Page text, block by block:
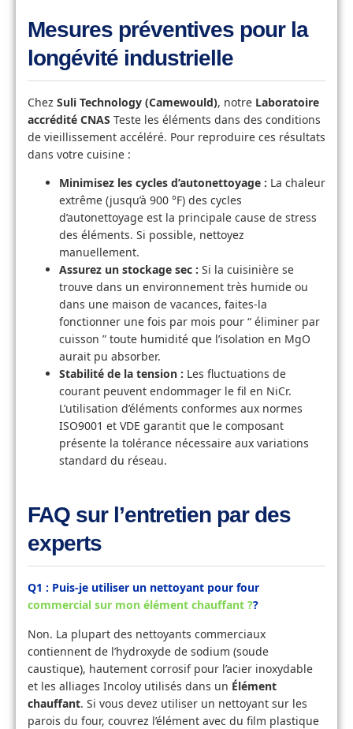
Mesures préventives pour la
longévité industrielle
Chez Suli Technology (Camewould), notre Laboratoire
accrédité CNAS Teste les éléments dans des conditions
de vieillissement accéléré. Pour reproduire ces résultats
dans votre cuisine :
Minimisez les cycles d’autonettoyage : La chaleur
extrême (jusqu’à 900 °F) des cycles
d’autonettoyage est la principale cause de stress
des éléments. Si possible, nettoyez
manuellement.
Assurez un stockage sec : Si la cuisinière se
trouve dans un environnement très humide ou
dans une maison de vacances, faites-la
fonctionner une fois par mois pour “ éliminer par
cuisson ” toute humidité que l’isolation en MgO
aurait pu absorber.
Stabilité de la tension : Les fluctuations de
courant peuvent endommager le fil en NiCr.
L’utilisation d’éléments conformes aux normes
ISO9001 et VDE garantit que le composant
présente la tolérance nécessaire aux variations
standard du réseau.
FAQ sur l’entretien par des
experts
Q1 : Puis-je utiliser un nettoyant pour four
commercial sur mon élément chauffant ??
Non. La plupart des nettoyants commerciaux
contiennent de l’hydroxyde de sodium (soude
caustique), hautement corrosif pour l’acier inoxydable
et les alliages Incoloy utilisés dans un Élément
chauffant. Si vous devez utiliser un nettoyant sur les
parois du four, couvrez l’élément avec du film plastique